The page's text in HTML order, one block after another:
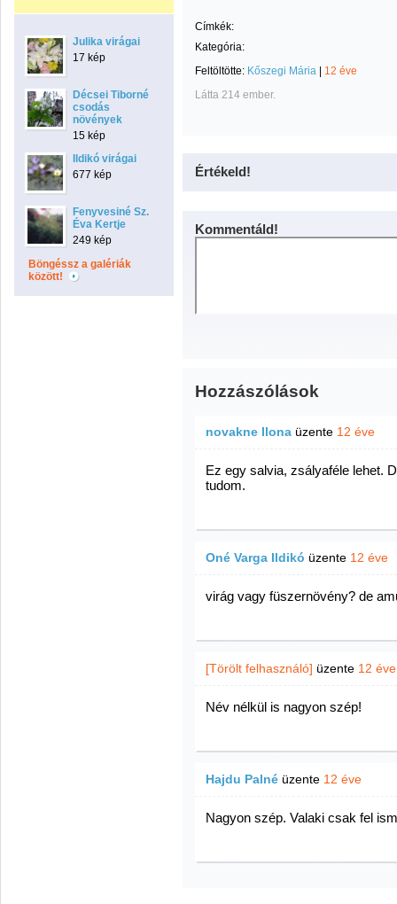
Julika virágai
17 kép
Décsei Tiborné
csodás
növények
15 kép
Ildikó virágai
677 kép
Fenyvesiné Sz.
Éva Kertje
249 kép
Böngéssz a galériák
között!
Címkék:
Kategória:
Feltöltötte: Kőszegi Mária
12 éve
Látta 214 ember.
Értékeld!
Kommentáld!
Hozzászólások
novakne Ilona üzente 12 éve
Ez egy salvia, zsályaféle lehet.
tudom.
Oné Varga Ildikó üzente 12 éve
virág vagy füszernövény? de
[Törölt felhasználó] üzente 12 éve
Név nélkül is nagyon szép!
Hajdu Palné üzente 12 éve
Nagyon szép. Valaki csak fel